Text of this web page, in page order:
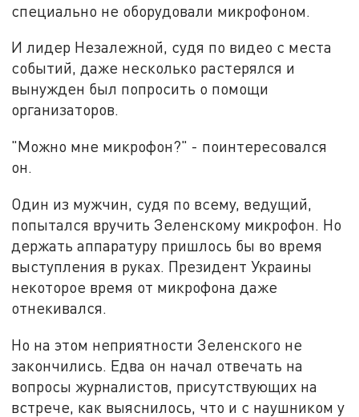
специально не оборудовали микрофоном.
И лидер Незалежной, судя по видео с места
событий, даже несколько растерялся и
вынужден был попросить о помощи
организаторов.
"Можно мне микрофон?" - поинтересовался
он.
Один из мужчин, судя по всему, ведущий,
попытался вручить Зеленскому микрофон. Но
держать аппаратуру пришлось бы во время
выступления в руках. Президент Украины
некоторое время от микрофона даже
отнекивался.
Но на этом неприятности Зеленского не
закончились. Едва он начал отвечать на
вопросы журналистов, присутствующих на
встрече, как выяснилось, что и с наушником у